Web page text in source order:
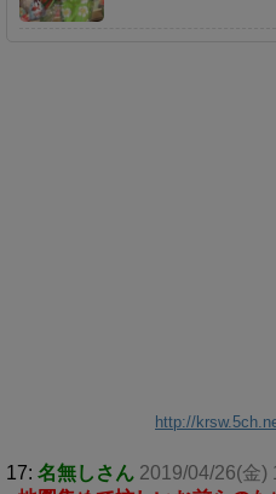
http://
17: 名無しさん 2019/04/26(金)